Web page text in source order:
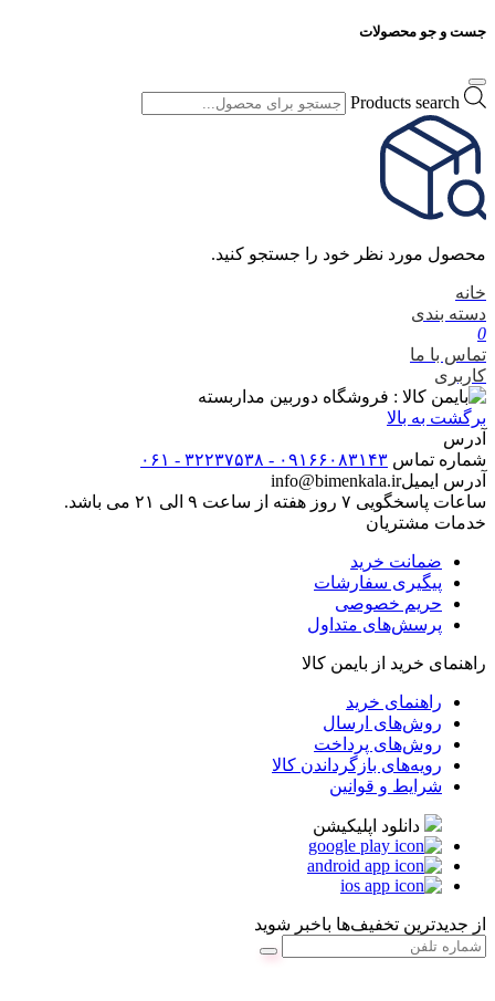
جست و جو محصولات
Products search
محصول مورد نظر خود را جستجو کنید.
خانه
دسته بندی
0
تماس با ما
کاربری
برگشت به بالا
آدرس
شماره تماس ۰۹۱۶۶۰۸۳۱۴۳ - ۳۲۲۳۷۵۳۸ - ۰۶۱
آدرس ایمیلinfo@bimenkala.ir
ساعات پاسخگویی ۷ روز هفته از ساعت ۹ الی ۲۱ می باشد.
خدمات مشتریان
ضمانت خرید
پیگیری سفارشات
حریم خصوصی
پرسش‌های متداول
راهنمای خرید از بایمن کالا
راهنمای خرید
روش‌های ارسال
روش‌های پرداخت
رویه‌های بازگرداندن کالا
شرایط و قوانین
دانلود اپلیکیشن
از جدیدترین تخفیف‌ها باخبر شوید